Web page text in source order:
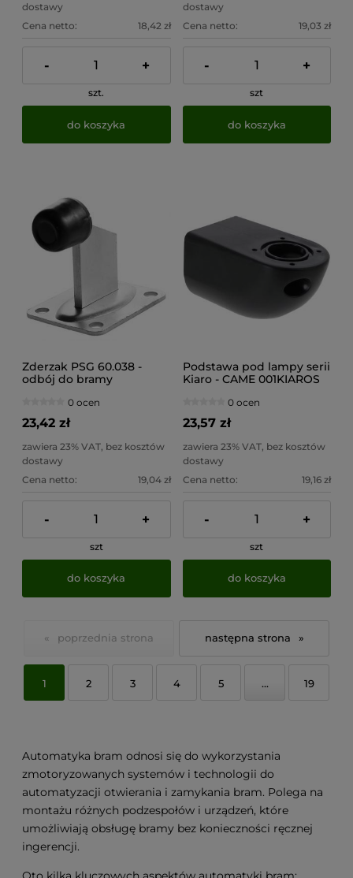
dostawy
Cena netto:
18,42 zł
- +
szt.
do koszyka
dostawy
Cena netto:
19,03 zł
- +
szt
do koszyka
Zderzak PSG 60.038 -
odbój do bramy
0 ocen
23,42 zł
zawiera 23% VAT, bez kosztów
dostawy
Cena netto:
19,04 zł
- +
szt
do koszyka
Podstawa pod lampy serii
Kiaro - CAME 001KIAROS
0 ocen
23,57 zł
zawiera 23% VAT, bez kosztów
dostawy
Cena netto:
19,16 zł
- +
szt
do koszyka
«
1 2 3 4 5 ... 19
»
Automatyka bram odnosi się do wykorzystania
zmotoryzowanych systemów i technologii do
automatyzacji otwierania i zamykania bram. Polega na
montażu różnych podzespołów i urządzeń, które
umożliwiają obsługę bramy bez konieczności ręcznej
ingerencji.